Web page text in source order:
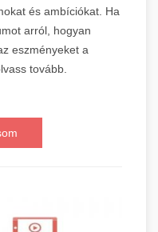
és ambíciókat. Ha
arról, hogyan
eszményeket a
tovább.